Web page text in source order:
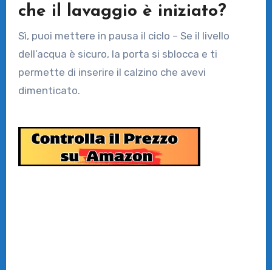
che il lavaggio è iniziato?
Sì, puoi mettere in pausa il ciclo – Se il livello
dell’acqua è sicuro, la porta si sblocca e ti
permette di inserire il calzino che avevi
dimenticato.